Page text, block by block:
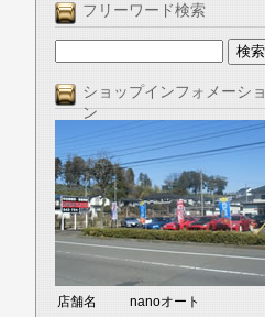
フリーワード検索
ショップインフォメーショ
ン
店舗名 nanoオート